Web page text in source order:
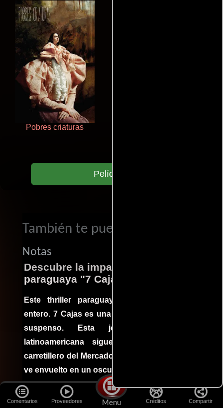
Comentarios Proveedores Menu Créditos Compartir
Pobres criaturas
Películas
También te puede interesar...
Notas
Descubre la impactante película
paraguaya "7 Cajas"
Este thriller paraguayo cautivó al mundo
entero. 7 Cajas es una explosión de acción y
suspenso. Esta joya cinematográfica
latinoamericana sigue la historia de un
carretillero del Mercado 4 de Asunción que se
ve envuelto en un oscuro mundo de crimen
15 escenas emblemáticas que no